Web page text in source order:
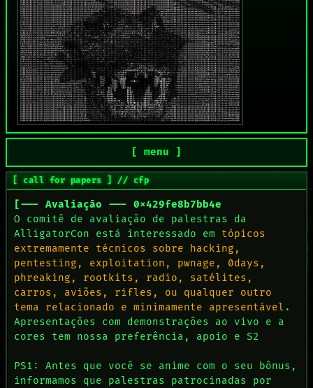
[ menu ]
[ call for papers ] // cfp
[--- Avaliação --- 0x429fe8b7bb4e
O comitê de avaliação de palestras da
AlligatorCon está interessado em tópicos
extremamente técnicos sobre hacking,
pentesting, exploitation, pwnage, 0days,
phreaking, rootkits, radio, satélites,
carros, aviões, rifles, ou qualquer outro
tema relacionado e minimamente apresentável .
Apresentações com demonstrações ao vivo e a
cores tem nossa preferência, apoio e S2
PS1: Antes que você se anime com o seu bônus,
informamos que palestras patrocinadas por